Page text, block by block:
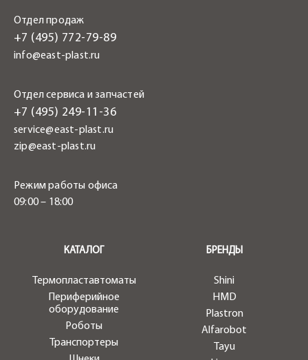
Отдел продаж
+7 (495) 772-79-89
info@east-plast.ru
Отдел сервиса и запчастей
+7 (495) 249-11-36
service@east-plast.ru
zip@east-plast.ru
Режим работы офиса
09:00 – 18:00
КАТАЛОГ
Термопластавтоматы
Периферийное
оборудование
Роботы
Транспортеры
БРЕНДЫ
Shini
HMD
Plastron
Alfarobot
Tayu